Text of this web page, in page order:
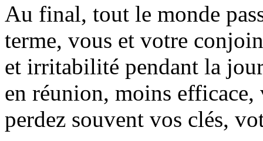
Au final, tout le monde
terme, vous et votre
et irritabilité pendant la
en réunion, moins
perdez souvent vos clés,